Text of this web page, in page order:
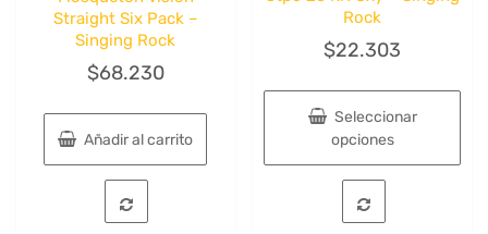
Straight Six Pack –
Singing Rock
$68.230
Añadir al carrito
Rock
$22.303
Seleccionar
opciones
Este
producto
tiene